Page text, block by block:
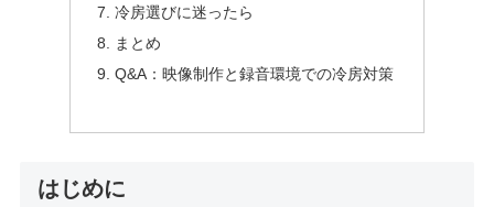
冷房選びに迷ったら
まとめ
Q&A：映像制作と録音環境での冷房対策
はじめに